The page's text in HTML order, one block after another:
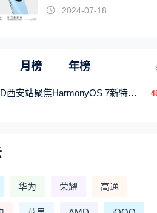
触手可及2024-07-18
月榜 年榜
HDD西安站聚焦HarmonyOS 7新特性，解锁从互联到智能的应用开发新范式
华为 荣耀 高通